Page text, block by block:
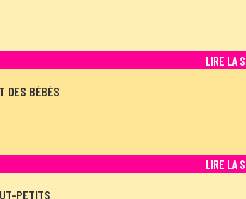
LIRE LA
DES BÉBÉS
LIRE LA
PETITS